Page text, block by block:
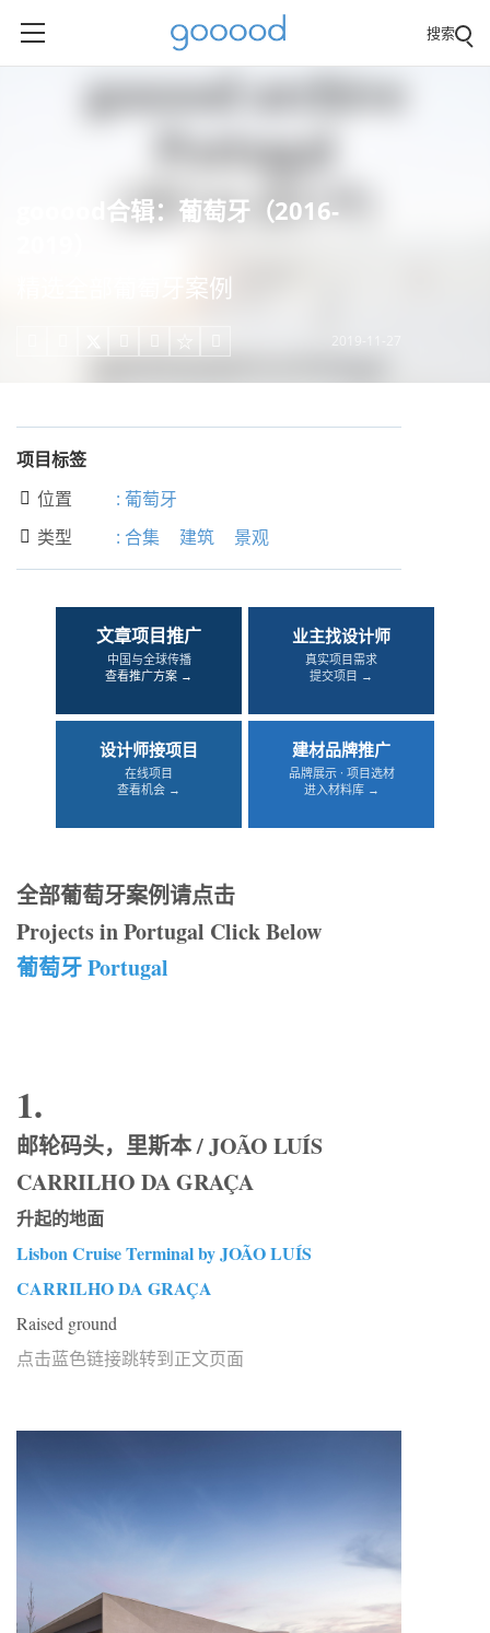
搜索
gooood合辑：葡萄牙（2016-
精选全部葡萄牙案例
项目标签
 位置 : 葡萄牙
 类型 : 合集 建筑 景观
文章项目推广
中国与全球传播
查看推广方案 →
业主找设计师
真实项目需求
提交项目 →
设计师接项目
在线项目
查看机会 →
建材品牌推广
品牌展示 · 项目选材
进入材料库 →
全部葡萄牙案例请点击
Projects in Portugal Click Below
葡萄牙 Portugal
1.
邮轮码头，里斯本 / JOÃO LUÍS
CARRILHO DA GRAÇA
升起的地面
Lisbon Cruise Terminal by JOÃO LUÍS
CARRILHO DA GRAÇA
Raised ground
点击蓝色链接跳转到正文页面